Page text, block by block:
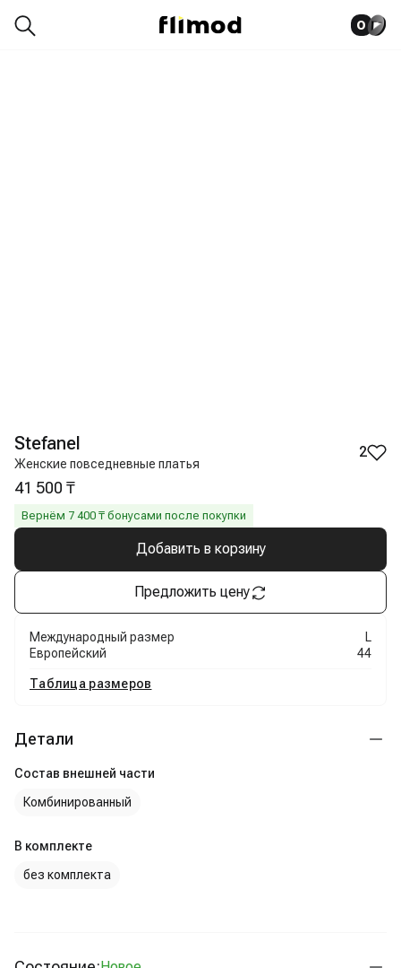
0
Stefanel
Женские повседневные платья
2
41 500 ₸
Вернём 7 400 ₸ бонусами после покупки
Добавить в корзину
Предложить цену
Международный размер
L
Европейский
44
Таблица размеров
Детали
Состав внешней части
Комбинированный
В комплекте
без комплекта